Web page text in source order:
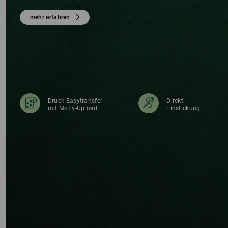
mehr erfahren
Druck-Easytransfer
mit Motiv-Upload
Direkt-
Einstickung